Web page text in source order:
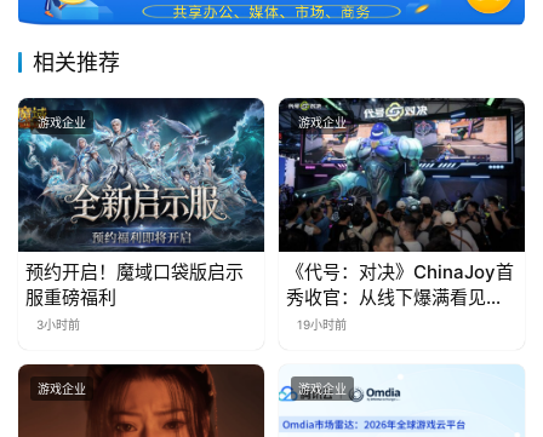
7
月
3
0
日
游
茶
对
接
相关推荐
游戏企业
预约开启！魔域口袋版启示
服重磅福利
3小时前
游戏企业
《代号：对决》ChinaJoy首
秀收官：从线下爆满看见玩
家的真实期待
19小时前
游戏企业 游戏企业